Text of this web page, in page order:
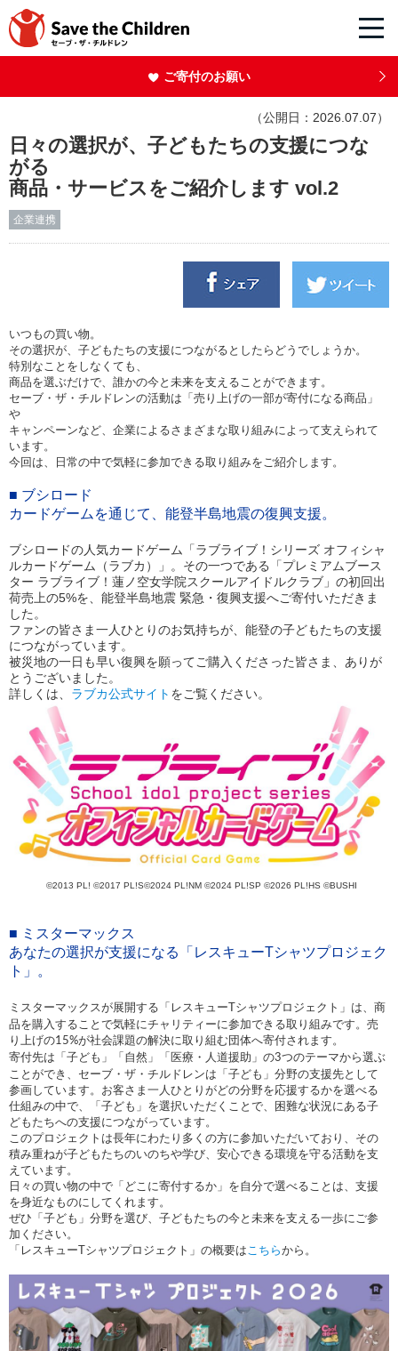
ご寄付のお願い
（公開日：2026.07.07）
日々の選択が、子どもたちの支援につな
がる
商品・サービスをご紹介します vol.2
企業連携
いつもの買い物。
その選択が、子どもたちの支援につながるとしたらどうでしょうか。
特別なことをしなくても、
商品を選ぶだけで、誰かの今と未来を支えることができます。
セーブ・ザ・チルドレンの活動は「売り上げの一部が寄付になる商品」
や
キャンペーンなど、企業によるさまざまな取り組みによって支えられて
います。
今回は、日常の中で気軽に参加できる取り組みをご紹介し ます。
■ ブシロード
カードゲームを通じて、能登半島地震の復興支援。
ブシロードの人気カードゲーム「ラブライブ！シリーズ オフィシャ
ルカードゲーム（ラブカ）」。その一つである「プレミアムブース
ター ラブライブ！蓮ノ空女学院スクールアイドルクラブ」の初回出
荷売上の5%を、能登半島地震 緊急・復興支援へご寄付いただきま
した。
ファンの皆さま一人ひとりのお気持ちが、能登の子どもたちの支援
につながっています。
被災地の一日も早い復興を願ってご購入くださった皆さま、ありが
とうございました。
詳しくは、 ラブカ公式サイト をご覧ください。
©2013 PL! ©2017 PL!S©2024 PL!NM ©2024 PL!SP ©2026 PL!HS ©BUSHI
■ ミスターマックス
あなたの選択が支援になる「レスキューTシャツプロジェク
ト」。
ミスターマックスが展開する「レスキュー
シャツプロジェクト」は、商
品を購入することで気軽にチャリティーに参加できる取り組みです。売
り上げの15%が社会課題の解決に取り組む団体へ寄付されます。
寄付先は「子ども」「自然」「医療・人道援助」の3つのテーマから選ぶ
ことができ、セーブ・ザ・チルドレンは「子ども」分野の支援先として
参画しています。お客さま一人ひとりがどの分野を応援するかを選べる
仕組みの中で、「子ども」を選択いただくことで、困難な状況にある子
どもたちへの支援につながっています。
このプロジェクトは長年にわたり多くの方に参加いただいており、その
積み重ねが子どもたちのいのちや学び、安心できる環境を守る活動を支
えています。
日々の買い物の中で「どこに寄付するか」を自分で選べることは、支援
を身近なものにしてくれます。
ぜひ「子ども」分野を選び、子どもたちの今と未来を支える一歩にご参
加ください。
「レスキュー
シャツプロジェクト」の概要はこちらから。